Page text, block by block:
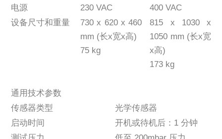
电源
230 VAC
400 VAC
设备尺寸和重量
730 x 620 x 460
mm (长x宽x高)
75 kg
815 x 1030 x
1050 mm (长x宽
x高)
173 kg
通用技术参数
传感器类型
光学传感器
启动时间
开机或待机后：1 分钟